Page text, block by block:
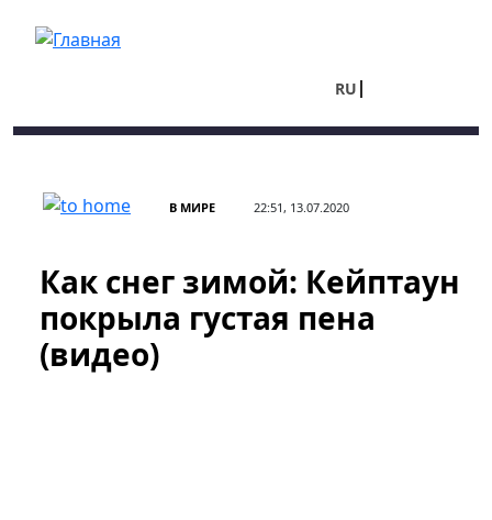
RU
В МИРЕ 22:51, 13.07.2020
Как снег зимой: Кейптаун
покрыла густая пена
(видео)